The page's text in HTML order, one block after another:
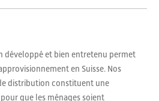
développé et bien entretenu permet
en Suisse. Nos
distribution constituent une
que les ménages soient